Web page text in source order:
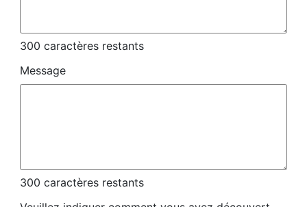
300 caractères restants
Message
300 caractères restants